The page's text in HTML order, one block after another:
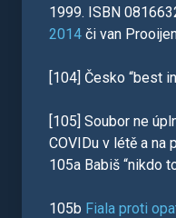
1999. ISBN
2014 či van
[104] Česko “best
[105] Soubor ne
COVIDu v létě a na
105a Babiš “nikdo
105b Fiala proti